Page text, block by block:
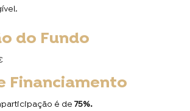
do Fundo
Financiamento
é de 75%.